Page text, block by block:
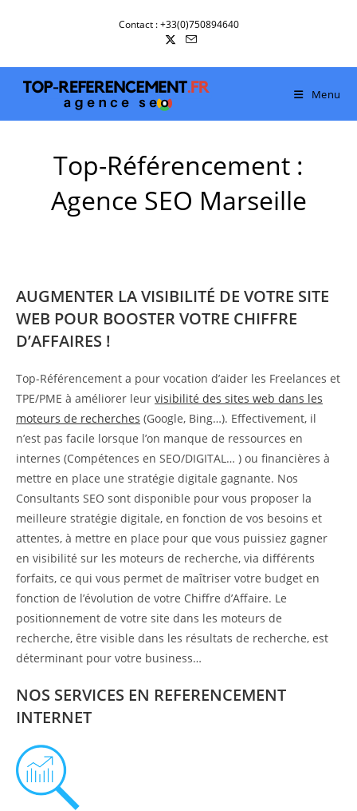
Contact : +33(0)750894640
Menu
Top-Référencement :
Agence SEO Marseille
AUGMENTER LA VISIBILITÉ DE VOTRE SITE
WEB POUR BOOSTER VOTRE CHIFFRE
D’AFFAIRES !
Top-Référencement a pour vocation d’aider les Freelances et
TPE/PME à améliorer leur visibilité des sites web dans les
moteurs de recherches (Google, Bing…). Effectivement, il
n’est pas facile lorsque l’on manque de ressources en
internes (Compétences en SEO/DIGITAL… ) ou financières à
mettre en place une stratégie digitale gagnante. Nos
Consultants SEO sont disponible pour vous proposer la
meilleure stratégie digitale, en fonction de vos besoins et
attentes, à mettre en place pour que vous puissiez gagner
en visibilité sur les moteurs de recherche, via différents
forfaits, ce qui vous permet de maîtriser votre budget en
fonction de l’évolution de votre Chiffre d’Affaire. Le
positionnement de votre site dans les moteurs de
recherche, être visible dans les résultats de recherche, est
déterminant pour votre business…
NOS SERVICES EN REFERENCEMENT
INTERNET